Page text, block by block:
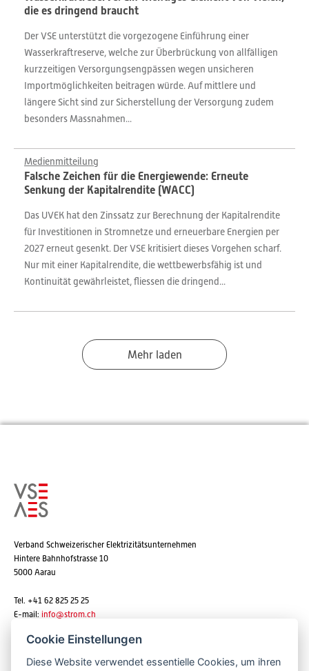
die es dringend braucht
Der VSE unterstützt die vorgezogene Einführung einer
Wasserkraftreserve, welche zur Überbrückung von allfälligen
kurzzeitigen Versorgungsengpässen wegen unsicheren
Importmöglichkeiten beitragen würde. Auf mittlere und
längere Sicht sind zur Sicherstellung der Versorgung zudem
besonders Massnahmen...
Medienmitteilung
Falsche Zeichen für die Energiewende: Erneute
Senkung der Kapitalrendite (WACC)
Das UVEK hat den Zinssatz zur Berechnung der Kapitalrendite
für Investitionen in Stromnetze und erneuerbare Energien per
2027 erneut gesenkt. Der VSE kritisiert dieses Vorgehen scharf.
Nur mit einer Kapitalrendite, die wettbewerbsfähig ist und
Kontinuität gewährleistet, fliessen die dringend...
Mehr laden
Verband Schweizerischer Elektrizitätsunternehmen
Hintere Bahnhofstrasse 10
5000 Aarau
Tel. +41 62 825 25 25
E-mail: info@strom.ch
Newsletter abonnieren
Cookie Einstellungen
Diese Website verwendet essentielle Cookies, um ihren